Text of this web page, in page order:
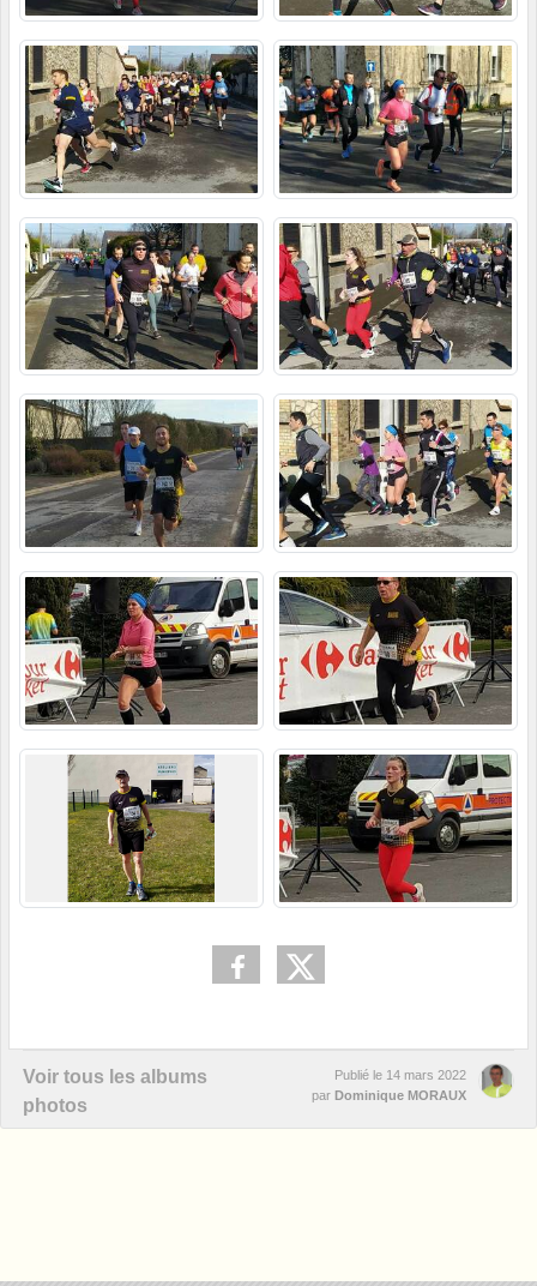
Voir tous les albums
photos
Publié le 14 mars 2022
par Dominique MORAUX